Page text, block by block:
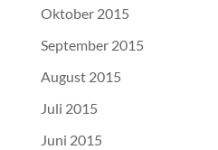
Oktober 2015
September 2015
August 2015
Juli 2015
Juni 2015